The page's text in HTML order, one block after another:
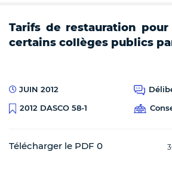
Tarifs de restauration
certains collèges publics
JUIN 2012
2012 DASCO 58-1
Télécharger le PDF 0